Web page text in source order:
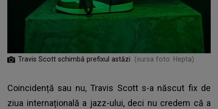
Travis Scott schimbă prefixul astăzi (sursa foto: Hepta)
Coincidență sau nu, Travis Scott s-a născut fix de
ziua internațională a jazz-ului, deci nu credem că a